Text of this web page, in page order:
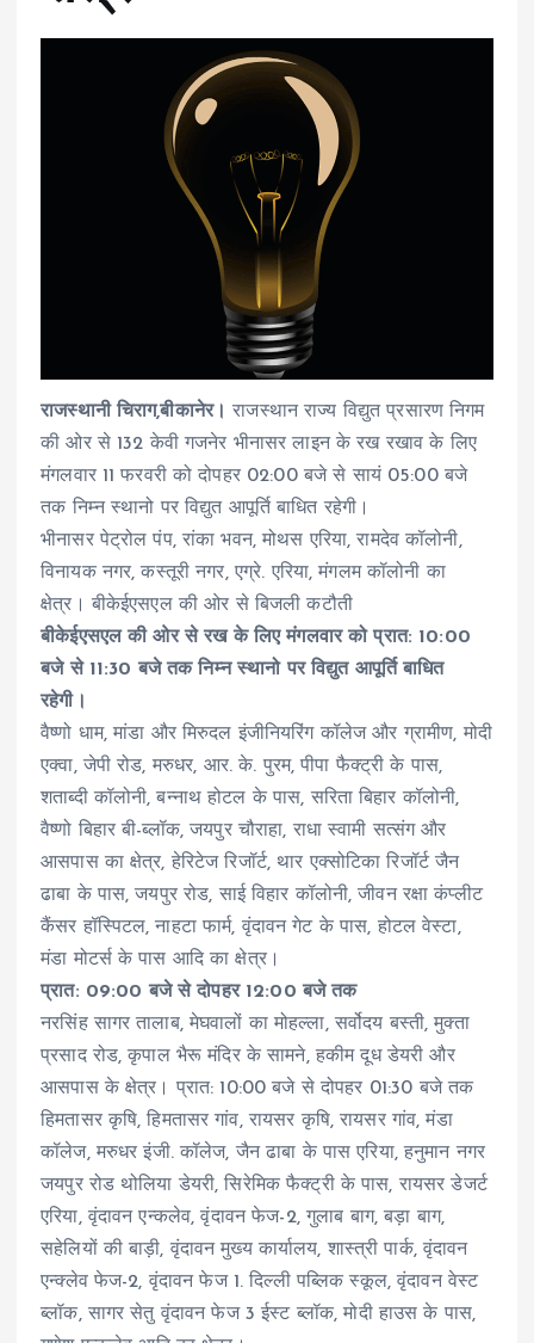
राजस्थानी चिराग,बीकानेर।राजस्थान राज्य विद्युत प्रसारण निगम
की ओर से 132 केवी गजनेर भीनासर लाइन के रख रखाव के लिए
मंगलवार 11 फरवरी को दोपहर 02:00 बजे से सायं 05:00 बजे
तक निम्न स्थानो पर विद्युत आपूर्ति बाधित रहेगी।
भीनासर पेट्रोल पंप, रांका भवन, मोथस एरिया, रामदेव कॉलोनी,
विनायक नगर, कस्तूरी नगर, एग्रे. एरिया, मंगलम कॉलोनी का
क्षेत्र। बीकेईएसएल की ओर से बिजली कटौती
बीकेईएसएल की ओर से रख के लिए मंगलवार को प्रात: 10:00
बजे से 11:30 बजे तक निम्न स्थानो पर विद्युत आपूर्ति बाधित
रहेगी।
वैष्णो धाम, मांडा और मिरुदल इंजीनियरिंग कॉलेज और ग्रामीण, मोदी
एक्वा, जेपी रोड, मरुधर, आर. के. पुरम, पीपा फैक्ट्री के पास,
शताब्दी कॉलोनी, बन्नाथ होटल के पास, सरिता बिहार कॉलोनी,
वैष्णो बिहार बी-ब्लॉक, जयपुर चौराहा, राधा स्वामी सत्संग और
आसपास का क्षेत्र, हेरिटेज रिजॉर्ट, थार एक्सोटिका रिजॉर्ट जैन
ढाबा के पास, जयपुर रोड, साई विहार कॉलोनी, जीवन रक्षा कंप्लीट
कैंसर हॉस्पिटल, नाहटा फार्म, वृंदावन गेट के पास, होटल वेस्टा,
मंडा मोटर्स के पास आदि का क्षेत्र।
प्रात: 09:00 बजे से दोपहर 12:00 बजे तक
नरसिंह सागर तालाब, मेघवालों का मोहल्ला, सर्वोदय बस्ती, मुक्ता
प्रसाद रोड, कृपाल भैरू मंदिर के सामने, हकीम दूध डेयरी और
आसपास के क्षेत्र। प्रात: 10:00 बजे से दोपहर 01:30 बजे तक
हिमतासर कृषि, हिमतासर गांव, रायसर कृषि, रायसर गांव, मंडा
कॉलेज, मरुधर इंजी. कॉलेज, जैन ढाबा के पास एरिया, हनुमान नगर
जयपुर रोड थोलिया डेयरी, सिरेमिक फैक्ट्री के पास, रायसर डेजर्ट
एरिया, वृंदावन एन्कलेव, वृंदावन फेज-2, गुलाब बाग, बड़ा बाग,
सहेलियों की बाड़ी, वृंदावन मुख्य कार्यालय, शास्त्री पार्क, वृंदावन
एन्क्लेव फेज-2, वृंदावन फेज 1. दिल्ली पब्लिक स्कूल, वृंदावन वेस्ट
ब्लॉक, सागर सेतु वृंदावन फेज 3 ईस्ट ब्लॉक, मोदी हाउस के पास,